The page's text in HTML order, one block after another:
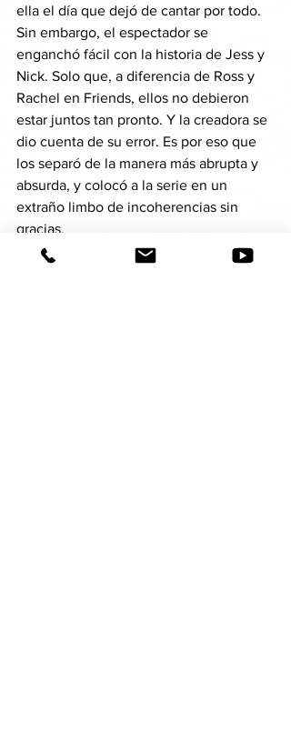
ella el día que dejó de cantar por todo.
Sin embargo, el espectador se
enganchó fácil con la historia de Jess y
Nick. Solo que, a diferencia de Ross y
Rachel en Friends, ellos no debieron
estar juntos tan pronto. Y la creadora se
dio cuenta de su error. Es por eso que
los separó de la manera más abrupta y
absurda, y colocó a la serie en un
extraño limbo de incoherencias sin
gracias.